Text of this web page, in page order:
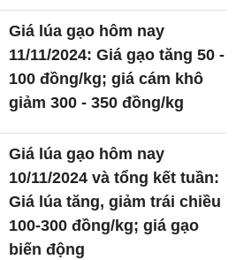
Giá lúa gạo hôm nay
11/11/2024: Giá gạo tăng 50 -
100 đồng/kg; giá cám khô
giảm 300 - 350 đồng/kg
Giá lúa gạo hôm nay
10/11/2024 và tổng kết tuần:
Giá lúa tăng, giảm trái chiều
100-300 đồng/kg; giá gạo
biến động